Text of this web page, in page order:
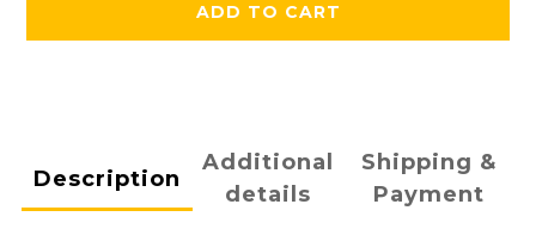
ADD TO CART
Description
Additional
details
Shipping &
Payment